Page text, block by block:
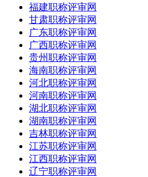
福建职称评审网
甘肃职称评审网
广东职称评审网
广西职称评审网
贵州职称评审网
海南职称评审网
河北职称评审网
河南职称评审网
湖北职称评审网
湖南职称评审网
吉林职称评审网
江苏职称评审网
江西职称评审网
辽宁职称评审网